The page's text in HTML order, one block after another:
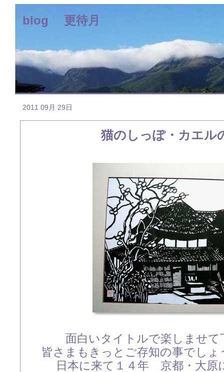
blog 更待月
2011 09月 29日
猫のしっぽ・カエル
面白いタイトルで楽しませて
皆さまもきっとご存知の事でし
日本に来て１４年 京都・大